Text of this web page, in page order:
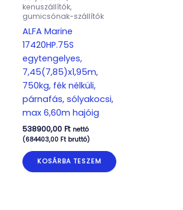
kenuszállítók,
gumicsónak-szállítók
ALFA Marine
17420HP.75S
egytengelyes,
7,45(7,85)x1,95m,
750kg, fék nélküli,
párnafás, sólyakocsi,
max 6,60m hajóig
538900,00 Ft nettó
(684403,00 Ftbruttó)
KOSÁRBA TESZEM